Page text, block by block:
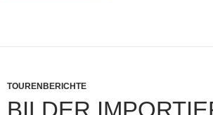
TOURENBERICHTE
BILDER